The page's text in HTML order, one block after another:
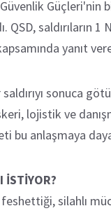
Güçleri'nin
saldırıların 1
yanıt
sonuca
lojistik ve
bu anlaşmaya
İSTİYOR?
silahlı